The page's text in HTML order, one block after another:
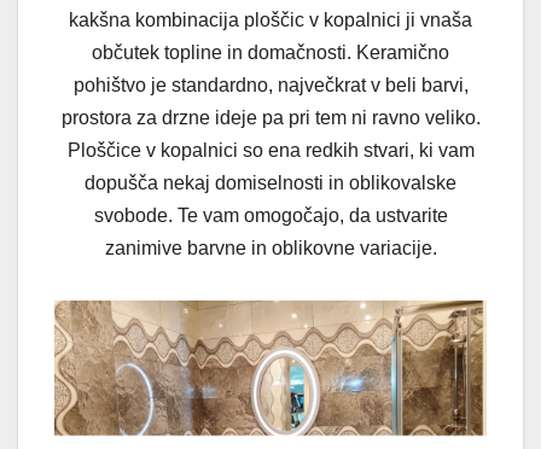
kakšna kombinacija ploščic v kopalnici ji vnaša
občutek topline in domačnosti. Keramično
pohištvo je standardno, največkrat v beli barvi,
prostora za drzne ideje pa pri tem ni ravno veliko.
Ploščice v kopalnici so ena redkih stvari, ki vam
dopušča nekaj domiselnosti in oblikovalske
svobode. Te vam omogočajo, da ustvarite
zanimive barvne in oblikovne variacije.